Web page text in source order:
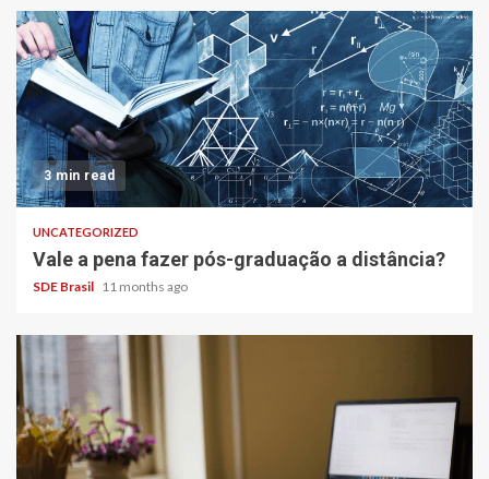
3 min read
UNCATEGORIZED
Vale a pena fazer pós-graduação a distância?
SDE Brasil 11 months ago